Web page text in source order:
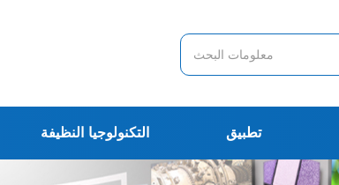
التكنولوجيا النظيفة تطبيق